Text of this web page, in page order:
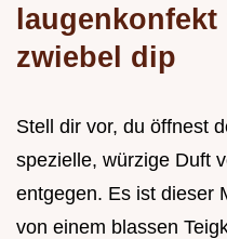
laugenkonfekt
zwiebel dip
Stell dir vor, du öffnest
spezielle, würzige Duft
entgegen. Es ist dieser
von einem blassen